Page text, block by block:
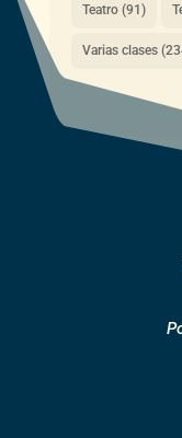
Teatro(91)
Varias clases